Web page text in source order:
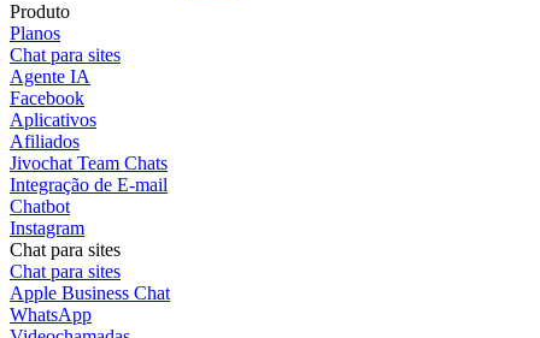
Produto
Planos
Chat para sites
Agente IA
Facebook
Aplicativos
Afiliados
Jivochat Team Chats
Integração de E-mail
Chatbot
Instagram
Chat para sites
Chat para sites
Apple Business Chat
WhatsApp